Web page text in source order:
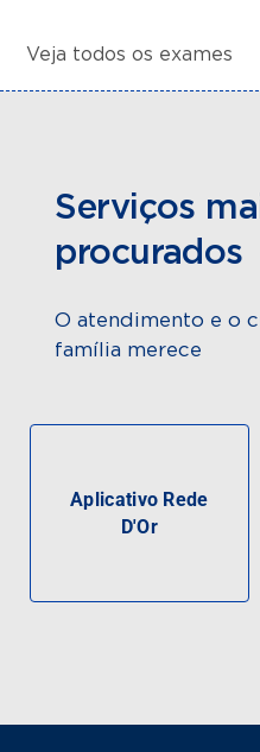
Veja todos os exames
Serviços
procurados
O atendimento e o
família merece
Aplicativo Rede
D'Or